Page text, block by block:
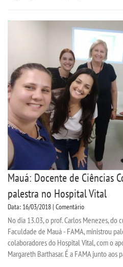
Mauá: Docente de Ciências
palestra no Hospital Vital
Data: 16/03/2018 | Comentário
No dia 13.03, o prof. Carlos Menezes, do
Faculdade de Mauá - FAMA, ministrou
colaboradores do Hospital Vital, com o
Margareth Barthasar. É a FAMA junto aos